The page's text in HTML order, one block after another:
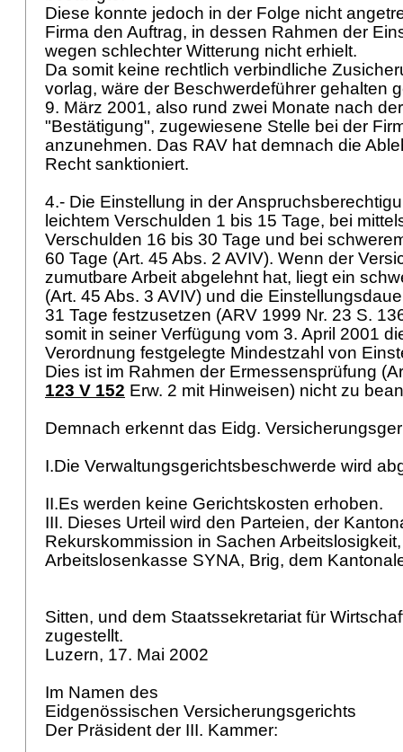
Diese konnte jedoch in der Folge nicht
Firma den Auftrag, in dessen Rahmen der
wegen schlechter Witterung nicht erhielt.
Da somit keine rechtlich verbindliche
vorlag, wäre der Beschwerdeführer gehalten
9. März 2001, also rund zwei Monate nach
"Bestätigung", zugewiesene Stelle bei der
anzunehmen. Das RAV hat demnach die
Recht sanktioniert.
4.- Die Einstellung in der
leichtem Verschulden 1 bis 15 Tage, bei
Verschulden 16 bis 30 Tage und bei
60 Tage (Art. 45 Abs. 2 AVIV). Wenn der
zumutbare Arbeit abgelehnt hat, liegt ein
(Art. 45 Abs. 3 AVIV) und die
31 Tage festzusetzen (ARV 1999 Nr. 23 S.
somit in seiner Verfügung vom 3. April 2001
Verordnung festgelegte Mindestzahl von
Dies ist im Rahmen der Ermessensprüfung (
123 V 152 Erw. 2 mit Hinweisen) nicht zu
Demnach erkennt das Eidg.
I.Die Verwaltungsgerichtsbeschwerde wird
II.Es werden keine Gerichtskosten erhoben.
III. Dieses Urteil wird den Parteien, der
Rekurskommission in Sachen
Arbeitslosenkasse SYNA, Brig, dem
Sitten, und dem Staatssekretariat für
zugestellt.
Luzern, 17. Mai 2002
Im Namen des
Eidgenössischen Versicherungsgerichts
Der Präsident der III. Kammer: